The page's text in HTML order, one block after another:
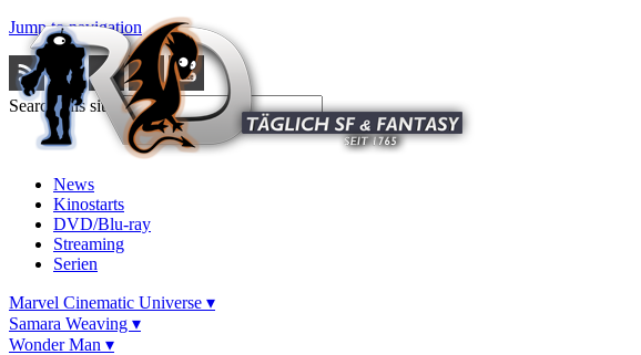
Jump to navigation
Search this site
News
Kinostarts
DVD/Blu-ray
Streaming
Serien
Marvel Cinematic Universe ▾
Samara Weaving ▾
Wonder Man ▾